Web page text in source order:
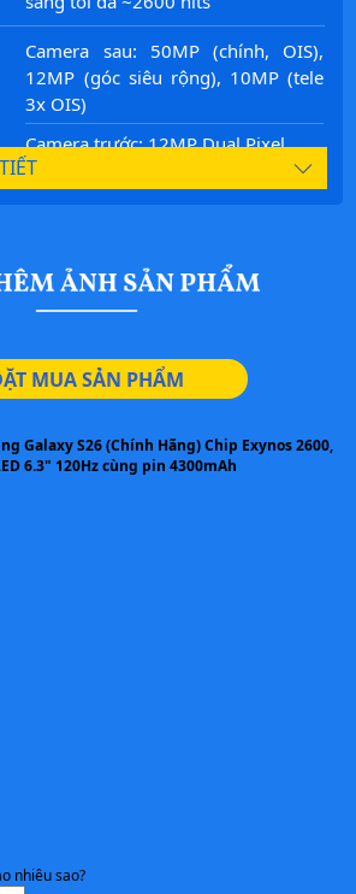
Camera sau: 50MP (chính, OIS),
12MP (góc siêu rộng), 10MP (tele
3x OIS)
Camera trước: 12MP Dual Pixel
RAM 8GB / 12GB, ROM 128GB /
Khung Armor Aluminum /
IP68
màn hình, Nhận diện khuôn mặt
Android 15 (One UI mới nhất)
MUA SẢN PHẨM
Galaxy S26 (Chính Hãng) Chip Exynos 2600,
6.3" 120Hz cùng pin 4300mAh
nhiêu sao?